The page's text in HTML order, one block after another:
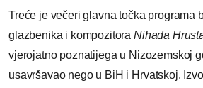
Treće je večeri glavna točka programa
glazbenika i kompozitora Nihada
vjerojatno poznatijega u Nizozemskoj
usavršavao nego u BiH i Hrvatskoj.